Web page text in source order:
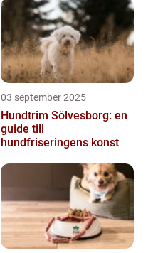
03 september 2025
Hundtrim Sölvesborg: en
guide till
hundfriseringens konst